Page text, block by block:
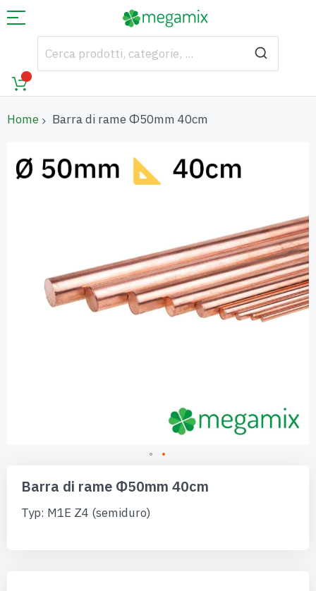
Home Barra di rame Φ50mm 40cm
alla
fine
della
all'inizio
della
galleria
Barra di rame Φ50mm 40cm
Typ: M1E Z4 (semiduro)